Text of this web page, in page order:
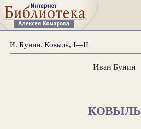
И. Бунин.Ковыль, I—II
Иван Бунин
КОВЫЛЬ